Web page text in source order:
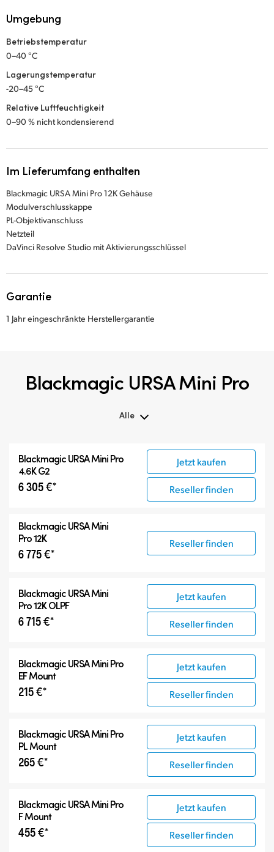
Umgebung
Betriebstemperatur
0–40 °C
Lagerungstemperatur
-20–45 °C
Relative Luftfeuchtigkeit
0–90 % nicht kondensierend
Im Lieferumfang enthalten
Blackmagic URSA Mini Pro 12K Gehäuse
Modulverschlusskappe
PL-Objektivanschluss
Netzteil
DaVinci Resolve Studio mit Aktivierungsschlüssel
Garantie
1 Jahr eingeschränkte Herstellergarantie
Blackmagic URSA Mini Pro
Alle
Blackmagic URSA Mini Pro
BlackmagicURSA Mini Pro
4.6K G2
6 305 €*
Jetzt kaufen
Reseller finden
BlackmagicURSA Mini
Pro 12K
6 775 €*
Reseller finden
BlackmagicURSA Mini
Pro 12K OLPF
6 715 €*
Jetzt kaufen
Reseller finden
Blackmagic URSA Mini Pro
EF Mount
215 €*
Jetzt kaufen
Reseller finden
Blackmagic URSA Mini Pro
PL Mount
265 €*
Jetzt kaufen
Reseller finden
Blackmagic URSA Mini Pro
F Mount
455 €*
Jetzt kaufen
Reseller finden